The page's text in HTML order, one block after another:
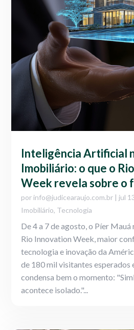
Inteligência Artificial
Imobiliário: o que o
Week revela sobre o
por info@judicearaujo.com.br | jul
Imobiliário, Tecnologia
De 4 a 7 de agosto, o Píer Mauá
Rio Innovation Week, maior
tecnologia e inovação da
de 180 mil visitantes esperados
condensa bem o momento:
acontece isolado."...